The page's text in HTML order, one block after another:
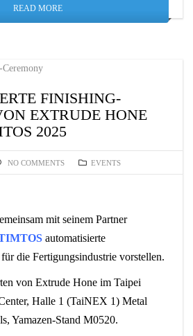
READ MORE
FINISHING-
EXTRUDE HONE
2025
NO COMMENTS EVENTS
mit seinem Partner
automatisierte
die Fertigungsindustrie vorstellen.
von Extrude Hone im Taipei
Halle 1 (TaiNEX 1) Metal
Yamazen-Stand M0520.